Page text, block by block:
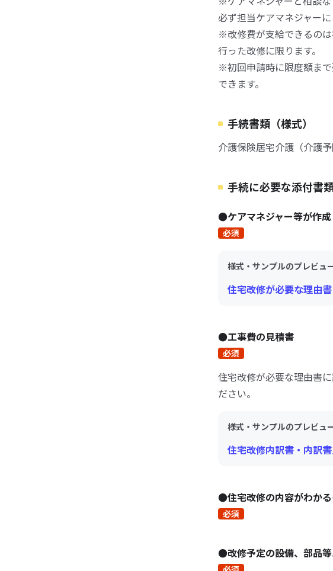
必ず担当ケアマネジャー
※改修費が支給できるの
行った改修に限ります。
※初回申請時に限度額ま
できます。
手続書類（様式）
介護保険居宅介護（介護
手続に必要な添付書
●ケアマネジャー等が作成
必須
様式・サンプルのプレビュ
住宅改修が必要な理由
●工事費の見積書
必須
住宅改修が必要な理由書
ださい。
様式・サンプルのプレビュ
住宅改修内訳書・内訳
●住宅改修の内容がわかる
必須
●改修予定の設備、部品